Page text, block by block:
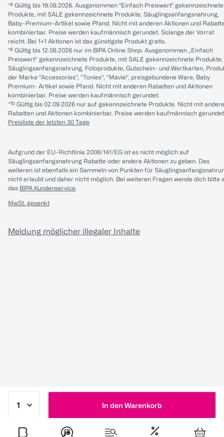
In den Warenkorb
*⁴ Gültig bis 19.08.2026. Ausgenommen "Einfach Preiswert" gekennzeichnete
Produkte, mit SALE gekennzeichnete Produkte, Säuglingsanfangsnahrung,
Baby-Premium-Artikel sowie Pfand. Nicht mit anderen Aktionen und
kombinierbar. Preise werden kaufmännisch gerundet. Solange der Vorrat
reicht. Bei 1+1 Aktionen ist das günstigste Produkt gratis.
*⁸ Gültig bis 12.08.2026 nur im BIPA Online Shop. Ausgenommen „Einfach
Preiswert“ gekennzeichnete Produkte, mit SALE gekennzeichnete Produkte,
Säuglingsanfangsnahrung, Fotoprodukte, Gutschein- und Wertkarten,
der Marke “Accessories“, “Tonies“, “Mavie“, preisgebundene Ware, Baby
Premium- Artikel sowie Pfand. Nicht mit anderen Rabatten und Aktionen
kombinierbar. Preise werden kaufmännisch gerundet.
*¹⁰ Gültig bis 02.09.2026 nur auf gekennzeichnete Produkte. Nicht mit
Rabatten und Aktionen kombinierbar. Preise werden kaufmännisch
Preisliste der letzten 30 Tage
Aufgrund der EU-Richtlinie 2006/141/EG ist es nicht möglich auf
Säuglingsanfangsnahrung Rabatte oder andere Aktionen zu geben. Des
weiteren ist ebenfalls ein Sammeln von Punkten für
nicht erlaubt und daher nicht möglich. Bei weiteren Fragen wende dich bitte
das BIPA Kundenservice.
MwSt. gesenkt
Meldung möglicher illegaler Inhalte